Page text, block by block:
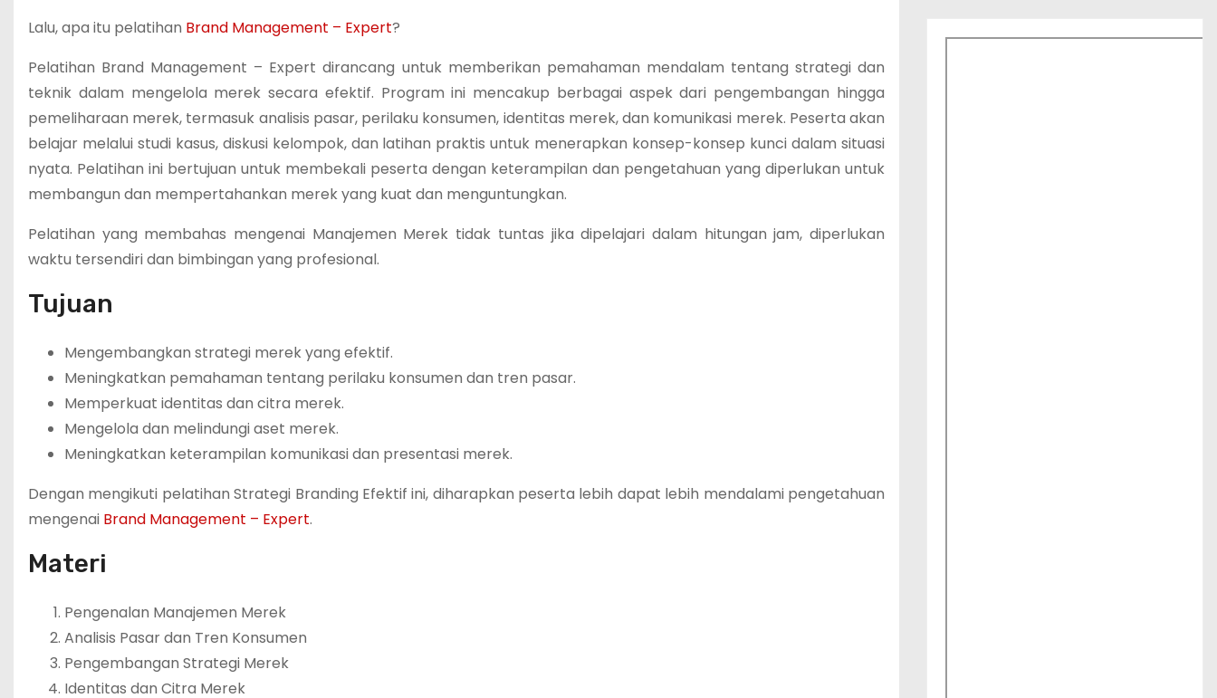
Lalu, apa itu pelatihan Brand Management – Expert?
Pelatihan Brand Management – Expert dirancang untuk memberikan pemahaman mendalam tentang strategi dan
teknik dalam mengelola merek secara efektif. Program ini mencakup berbagai aspek dari pengembangan hingga
pemeliharaan merek, termasuk analisis pasar, perilaku konsumen, identitas merek, dan komunikasi merek. Peserta akan
belajar melalui studi kasus, diskusi kelompok, dan latihan praktis untuk menerapkan konsep-konsep kunci dalam situasi
nyata. Pelatihan ini bertujuan untuk membekali peserta dengan keterampilan dan pengetahuan yang diperlukan untuk
membangun dan mempertahankan merek yang kuat dan menguntungkan.
Pelatihan yang membahas mengenai Manajemen Merek tidak tuntas jika dipelajari dalam hitungan jam, diperlukan
waktu tersendiri dan bimbingan yang profesional.
Tujuan
Mengembangkan strategi merek yang efektif.
Meningkatkan pemahaman tentang perilaku konsumen dan tren pasar.
Memperkuat identitas dan citra merek.
Mengelola dan melindungi aset merek.
Meningkatkan keterampilan komunikasi dan presentasi merek.
Dengan mengikuti pelatihan Strategi Branding Efektif ini, diharapkan peserta lebih dapat lebih mendalami pengetahuan
mengenai Brand Management – Expert.
Materi
Pengenalan Manajemen Merek
Analisis Pasar dan Tren Konsumen
Pengembangan Strategi Merek
Identitas dan Citra Merek